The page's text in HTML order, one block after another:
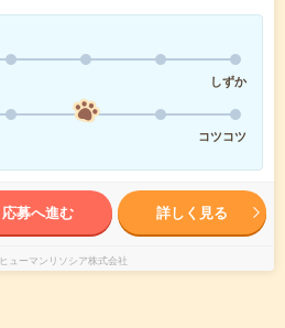
しずか
コツコツ
応募へ進む 詳しく見る
ヒューマンリソシア株式会社